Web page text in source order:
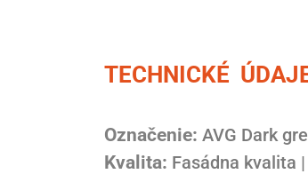
TECHNICKÉ
Označenie: AVG Dark
Kvalita: Fasádna kvalita